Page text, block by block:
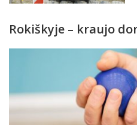
Rokiškyje – kraujo